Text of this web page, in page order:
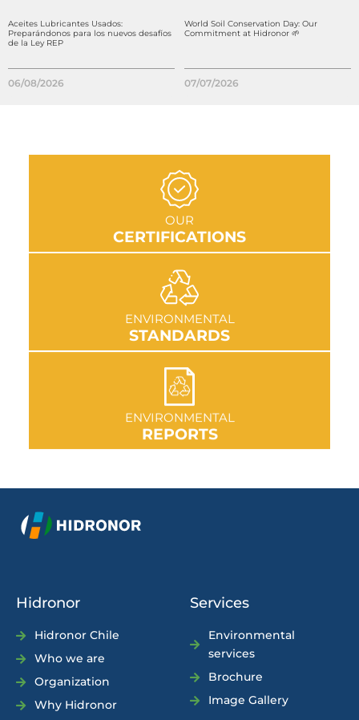
Aceites Lubricantes Usados:
Preparándonos para los nuevos desafíos
de la Ley REP
06/08/2026
World Soil Conservation Day: Our
Commitment at Hidronor 🌱
07/07/2026
OUR
CERTIFICATIONS
GO TO SECTION
ENVIRONMENTAL
STANDARDS
GO TO SECTION
ENVIRONMENTAL
REPORTS
GO TO SECTION
Hidronor
Hidronor Chile
Who we are
Organization
Why Hidronor
Services
Environmental
services
Brochure
Image Gallery